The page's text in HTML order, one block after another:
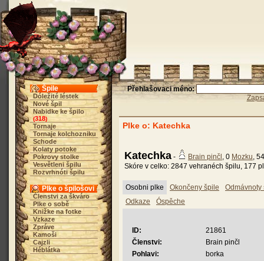
Špile
Dóležité léstek
Nové špil
Nabidke ke špilo
(318)
Tornaje
Tornaje kolchozniku
Schode
Kolaty potoke
Pokrovy stolke
Vesvětleni špilu
Rozvrhnóti špilu
Plke o špilošovi
Členstvi za škváro
Plke o sobě
Knižke na fotke
Vzkaze
Zpráve
Kamoši
Cajzli
Héblátka
Přehlašovaci méno:
Plke o: Katechka
Katechka - Brain pinčl , 0 Mozku,
Skóre v celko: 2847 vehranéch špilu, 177
Osobni plke Okončeny špile
Odmávnoty
Odkaze
Óspěche
ID:
21861
Členstvi:
Brain pinčl
Pohlavi:
borka